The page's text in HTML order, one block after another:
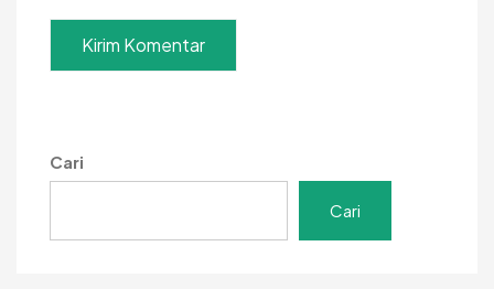
Cari
Cari